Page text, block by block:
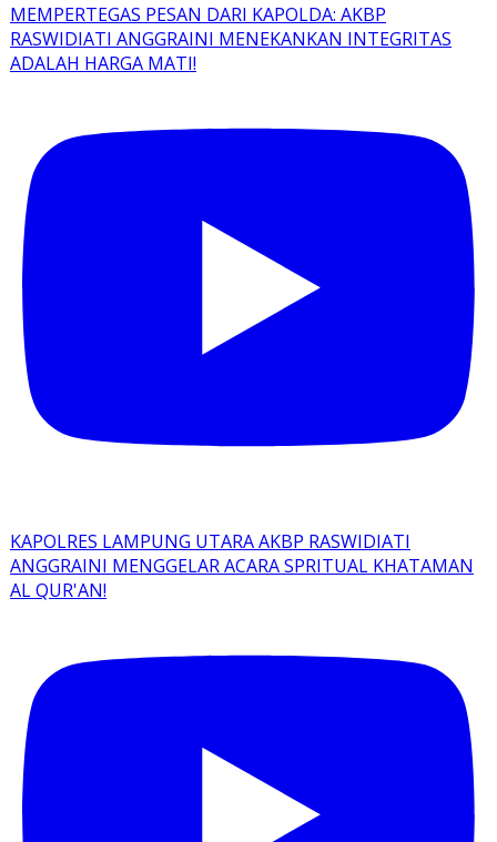
MEMPERTEGAS PESAN DARI KAPOLDA: AKBP
RASWIDIATI ANGGRAINI MENEKANKAN INTEGRITAS
ADALAH HARGA MATI!
KAPOLRES LAMPUNG UTARA AKBP RASWIDIATI
ANGGRAINI MENGGELAR ACARA SPRITUAL KHATAMAN
AL QUR'AN!